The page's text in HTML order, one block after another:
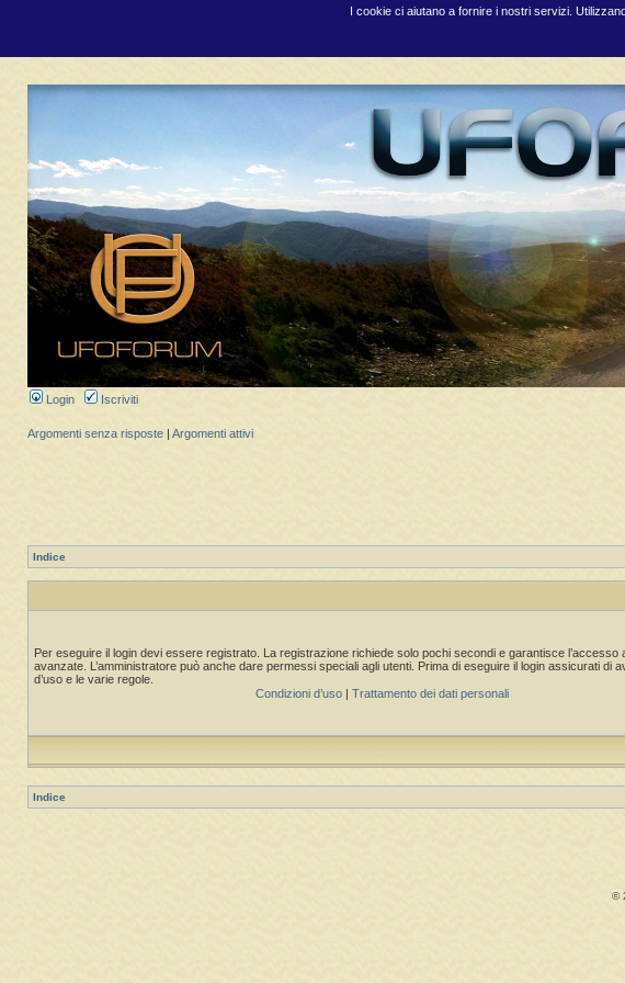
I cookie ci aiutano a fornire i nostri servizi.
Login Iscriviti
Argomenti senza risposte Argomenti attivi
Indice
Per eseguire il login devi essere registrato. La registrazione richiede solo pochi secondi e garantisce l’accesso
avanzate. L’amministratore può anche dare permessi speciali agli utenti. Prima di eseguire il login assicurati di
d’uso e le varie regole.
Condizioni d’uso
Trattamento dei dati personali
Indice
©